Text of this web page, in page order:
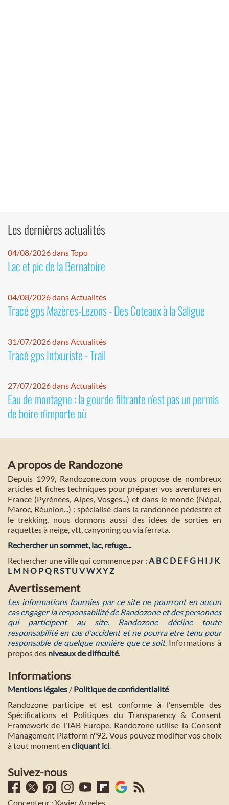
Les dernières actualités
04/08/2026 dans Topo
Lac et pic de la Bernatoire
04/08/2026 dans Actualités
Tracé gps Mazères-Lezons - Des Coteaux à la Saligue
31/07/2026 dans Actualités
Tracé gps Intxuriste - Trail
27/07/2026 dans Actualités
Eau de montagne : la gourde filtrante n'est pas un permis
de boire n'importe où
A propos de Randozone
Depuis 1999, Randozone.com vous propose de nombreux
articles et fiches techniques pour préparer vos aventures en
France (Pyrénées, Alpes, Vosges...) et dans le monde (Népal,
Maroc, Réunion...) : spécialisé dans la randonnée pédestre et
le trekking, nous donnons aussi des idées de sorties en
raquettes à neige, vtt, canyoning ou via ferrata.
Rechercher un sommet, lac, refuge...
Rechercher une ville qui commence par : A BC D E FG H I J K
L M NO PQ RST U VWXYZ
Avertissement
Les informations fournies par ce site ne pourront en aucun
cas engager la responsabilité de Randozone et des personnes
qui participent au site. Randozone décline toute
responsabilité en cas d'accident et ne pourra etre tenu pour
responsable de quelque manière que ce soit. Informations à
propos des niveaux de difficulté.
Informations
Mentions légales / Politique de confidentialité
Randozone participe et est conforme à l'ensemble des
Spécifications et Politiques du Transparency & Consent
Framework de l'IAB Europe. Randozone utilise la Consent
Management Platform n°92. Vous pouvez modifier vos choix
à tout moment en cliquant ici.
Suivez-nous
Concepteur : Xavier Argeles